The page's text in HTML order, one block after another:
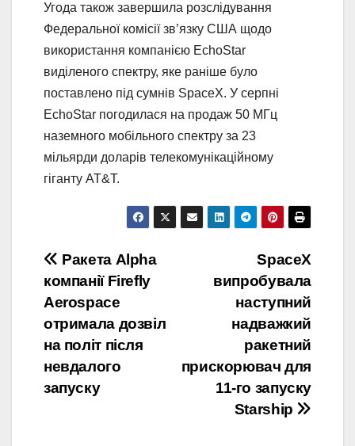
Угода також завершила розслідування
Федеральної комісії зв’язку США щодо
використання компанією EchoStar
виділеного спектру, яке раніше було
поставлено під сумнів SpaceX. У серпні
EchoStar погодилася на продаж 50 МГц
наземного мобільного спектру за 23
мільярди доларів телекомунікаційному
гіганту AT&T.
Post
navigation
SpaceX
випробувала
наступний
надважкий
ракетний
прискорювач для
11-го запуску
Starship
Ракета Alpha
компанії Firefly
Aerospace
отримала дозвіл
на політ після
невдалого
запуску